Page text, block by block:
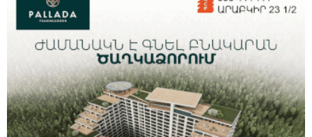
мониторинг дикой природы в Гнишике с
помощью солнечной энергии
14:56:01 5-08-2026
Ucom и FPWC обеспечат круглосуточный
мониторинг дикой природы в Гнишике с
помощью солнечной энергии